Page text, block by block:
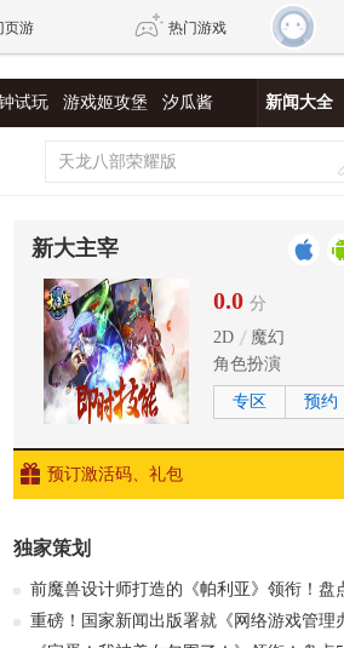
页游 热门游戏
权与自由 诛仙世界 新仙侠5
试玩 游戏姬攻堡 汐瓜酱 新闻大全
新大主宰
0.0 分
2D
魔幻
角色扮演
专区 预约
预订激活码、礼包
独家策划